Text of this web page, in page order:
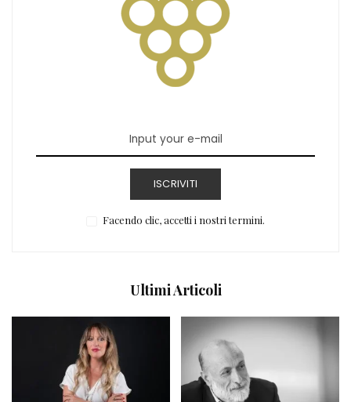
ISCRIVITI
Facendo clic, accetti i nostri termini.
Ultimi Articoli